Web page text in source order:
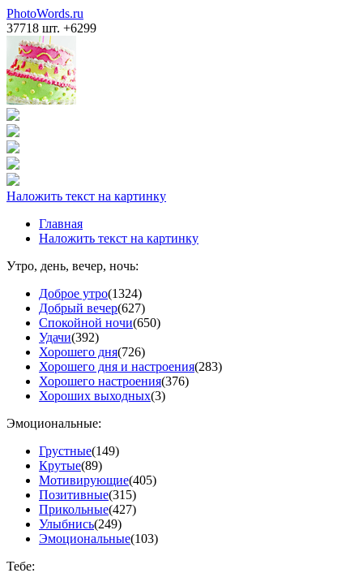
PhotoWords.ru
37718 шт. +6299
Наложить текст на картинку
Главная
Наложить текст на картинку
Утро, день, вечер, ночь:
Доброе утро(1324)
Добрый вечер(627)
Спокойной ночи(650)
Удачи(392)
Хорошего дня(726)
Хорошего дня и настроения(283)
Хорошего настроения(376)
Хороших выходных(3)
Эмоциональные:
Грустные(149)
Крутые(89)
Мотивирующие(405)
Позитивные(315)
Прикольные(427)
Улыбнись(249)
Эмоциональные(103)
Тебе: